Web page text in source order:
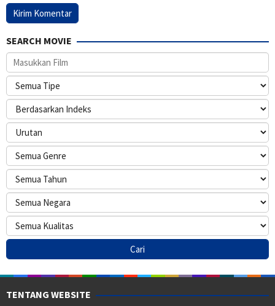
SEARCH MOVIE
TENTANG WEBSITE